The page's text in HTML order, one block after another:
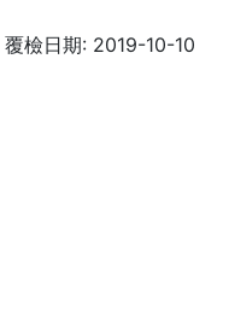
檢日期: 2019-10-10